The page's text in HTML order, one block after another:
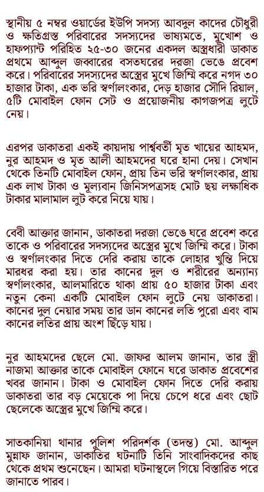
স্থানীয় ৫ নম্বর ওয়ার্ডের ইউপি সদস্য আবদুল কাদের চৌধুরী
ও ক্ষতিগ্রস্ত পরিবারের সদস্যদের ভাষ্যমতে, মুখোশ ও
হাফপ্যান্ট পরিহিত ২৫-৩০ জনের একদল অস্ত্রধারী ডাকাত
প্রথমে আব্দুল জব্বারের বসতঘরের দরজা ভেঙে প্রবেশ
করে। পরিবারের সদস্যদের অস্ত্রের মুখে জিম্মি করে নগদ ৩০
হাজার টাকা, এক ভরি স্বর্ণালংকার, দেড় হাজার সৌদি রিয়াল,
৫টি মোবাইল ফোন সেট ও প্রয়োজনীয় কাগজপত্র লুটে
নেয়।
এরপর ডাকাতরা একই কায়দায় পার্শ্ববর্তী মৃত খায়ের আহমদ,
নুর আহমদ ও মৃত আলী আহমদের ঘরে হানা দেয়। সেখান
থেকে তিনটি মোবাইল ফোন, প্রায় তিন ভরি স্বর্ণালংকার, প্রায়
এক লাখ টাকা ও মূল্যবান জিনিসপত্রসহ মোট ছয় লক্ষাধিক
টাকার মালামাল লুট করে নিয়ে যায়।
বেবী আক্তার জানান, ডাকাতরা দরজা ভেঙে ঘরে প্রবেশ করে
তাকে ও পরিবারের সদস্যদের অস্ত্রের মুখে জিম্মি করে। টাকা
ও স্বর্ণালংকার দিতে দেরি করায় তাকে লোহার খুন্তি দিয়ে
মারধর করা হয়। তার কানের দুল ও শরীরের অন্যান্য
স্বর্ণালংকার, আলমারিতে থাকা প্রায় ৫০ হাজার টাকা এবং
নতুন কেনা একটি মোবাইল ফোন লুটে নেয় ডাকাতরা।
কানের দুল নেয়ার সময় তার ডান কানের লতি পুরো এবং বাম
কানের লতির প্রায় অংশ ছিঁড়ে যায়।
নুর আহমদের ছেলে মো. জাফর আলম জানান, তার স্ত্রী
নাজমা আক্তার তাকে মোবাইল ফোনে ঘরে ডাকাত প্রবেশের
খবর জানান। টাকা ও মোবাইল ফোন দিতে দেরি করায়
ডাকাতরা তার বড় মেয়েকে পা দিয়ে চেপে ধরে এবং ছোট
ছেলেকে অস্ত্রের মুখে জিম্মি করে।
সাতকানিয়া থানার পুলিশ পরিদর্শক (তদন্ত) মো. আব্দুল
মুন্নাফ জানান, ডাকাতির ঘটনাটি তিনি সাংবাদিকদের কাছ
থেকে প্রথম শুনেছেন। আমরা ঘটনাস্থলে গিয়ে বিস্তারিত পরে
জানাতে পারব।